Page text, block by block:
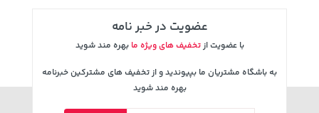
عضویت در خبر نامه
با عضویت ازتخفیف های ویژه ما بهره مند شوید
به باشگاه مشتریان ما بپیوندید و از تخفیف های مشترکین خبرنامه
بهره مند شوید